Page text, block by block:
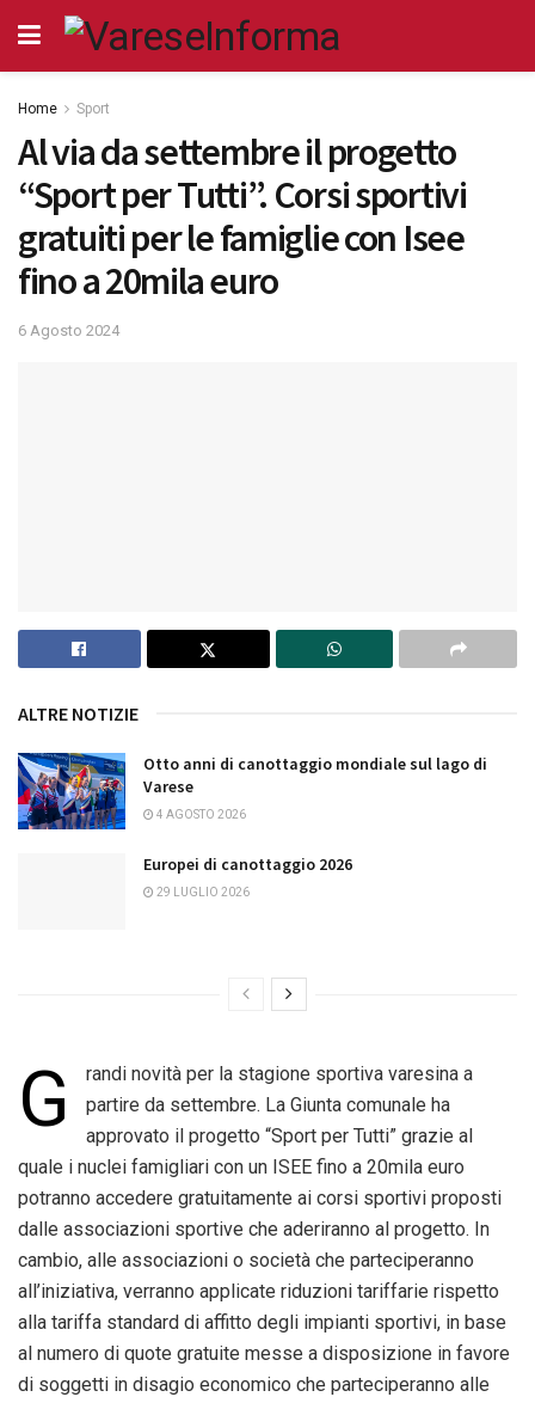
Home Sport
Al via da settembre il progetto
“Sport per Tutti”. Corsi sportivi
gratuiti per le famiglie con Isee
fino a 20mila euro
6 Agosto 2024
ALTRE NOTIZIE
Otto anni di canottaggio mondiale sul lago di
Varese
4 AGOSTO 2026
Europei di canottaggio 2026
29 LUGLIO 2026
G
randi novità per la stagione sportiva varesina a
partire da settembre. La Giunta comunale ha
approvato il progetto “Sport per Tutti” grazie al
quale i nuclei famigliari con un ISEE fino a 20mila euro
potranno accedere gratuitamente ai corsi sportivi proposti
dalle associazioni sportive che aderiranno al progetto. In
cambio, alle associazioni o società che parteciperanno
all’iniziativa, verranno applicate riduzioni tariffarie rispetto
alla tariffa standard di affitto degli impianti sportivi, in base
al numero di quote gratuite messe a disposizione in favore
di soggetti in disagio economico che parteciperanno alle